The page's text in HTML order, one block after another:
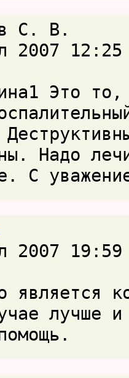
С. В.
12:25
Это
Надо
С
19:59
лучше и